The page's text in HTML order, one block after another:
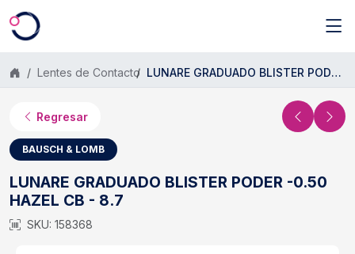
Saltar al contenido principal
Lentes de Contacto LUNARE GRADUADO BLISTER PODER -0.50 HAZEL CB - 8.7
Regresar
BAUSCH & LOMB
LUNARE GRADUADO BLISTER PODER -0.50
HAZEL CB - 8.7
SKU: 158368